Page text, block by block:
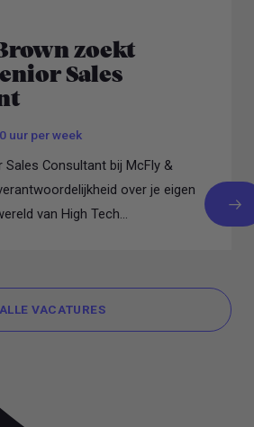
zoekt
Sales
uur per week
Consultant bij McFly &
over je eigen
van High Tech...
ALLE VACATURES